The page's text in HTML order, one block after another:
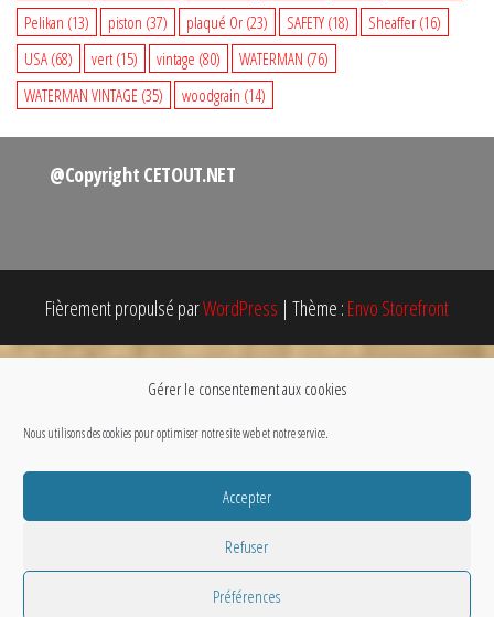
Gérer le consentement aux cookies
Nous utilisons des cookies pour optimiser notre site web et notre service.
Accepter
Refuser
Préférences
Pelikan (13) piston (37) plaqué Or (23) SAFETY (18) Sheaffer (16)
USA (68) vert(15) vintage (80) WATERMAN (76)
WATERMAN VINTAGE (35) woodgrain (14)
@Copyright CETOUT.NET
Fièrement propulsé parWordPress | Thème : Envo Storefront